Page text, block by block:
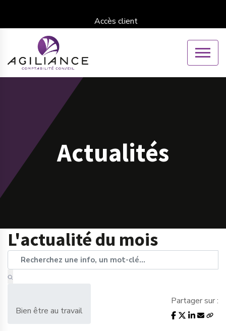
Accès client
Actualités
L'actualité du mois
Bien être au travail
Partager sur :